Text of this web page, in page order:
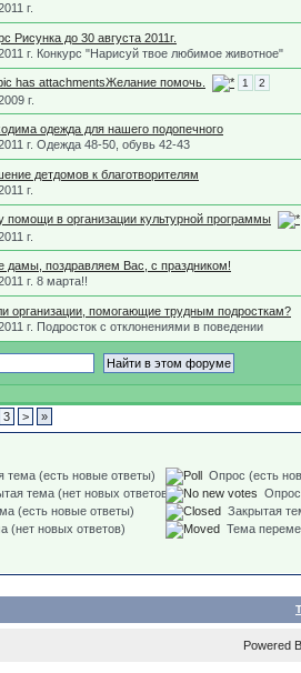
г.
Рисунка до 30 августа 2011г.
г. Конкурс "Нарисуй твое любимое животное"
Желание помочь. 1 2
г.
одежда для нашего подопечного
г. Одежда 48-50, обувь 42-43
детдомов к благотворителям
г.
помощи в организации культурной программы
г.
дамы, поздравляем Вас, с праздником!
г. 8 марта!!
организации, помогающие трудным подросткам?
г. Подросток с отклонениями в поведении
3 > »
тема (есть новые ответы)
тема (нет новых ответов)
(есть новые ответы)
(нет новых ответов)
Опрос (есть
Опрос
Закрытая
Тема
Powered